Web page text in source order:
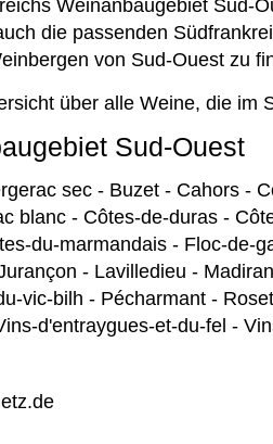
Weinanbaugebiet Sud-
die passenden
von Sud-Ouest zu
über alle Weine, die im
Sud-Ouest
sec - Buzet - Cahors -
blanc - Côtes-de-duras -
du-marmandais - Floc-de-
- Lavilledieu -
vic-bilh - Pécharmant -
d'entraygues-et-du-fel -